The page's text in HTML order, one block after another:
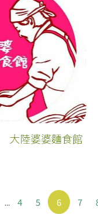
大陸婆婆麵食館
... 4 5 6 7